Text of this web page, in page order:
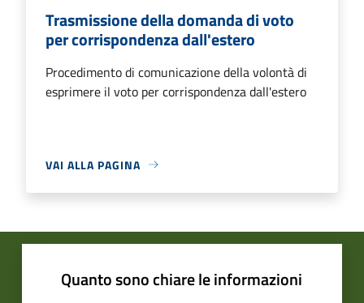
Trasmissione della domanda di voto
per corrispondenza dall'estero
Procedimento di comunicazione della volontà di
esprimere il voto per corrispondenza dall'estero
VAI ALLA PAGINA
Quanto sono chiare le informazioni